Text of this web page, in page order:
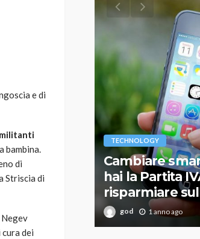
e di
bambina.
di
Striscia di
dei
Coppa
e
TECHNOLOGY
Cambiare
hai la Partita
risparmiare
god 1 anno ago